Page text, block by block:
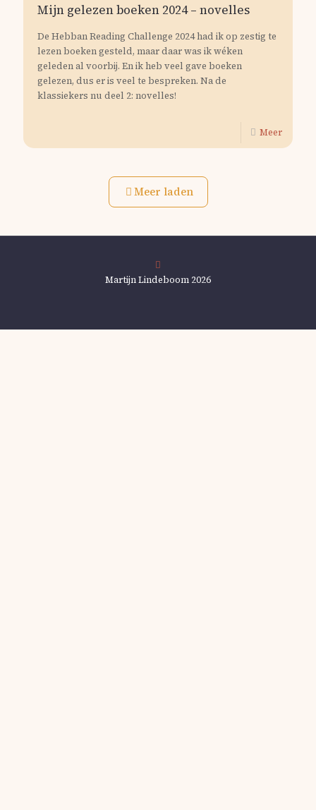
Mijn gelezen boeken 2024 – novelles
De Hebban Reading Challenge 2024 had ik op zestig te
lezen boeken gesteld, maar daar was ik wéken
geleden al voorbij. En ik heb veel gave boeken
gelezen, dus er is veel te bespreken. Na de
klassiekers nu deel 2: novelles!
Meer
Meer laden
Martijn Lindeboom 2026